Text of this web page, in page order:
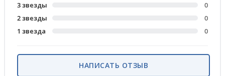
3 звезды
0
2 звезды
0
1 звезда
0
НАПИСАТЬ ОТЗЫВ